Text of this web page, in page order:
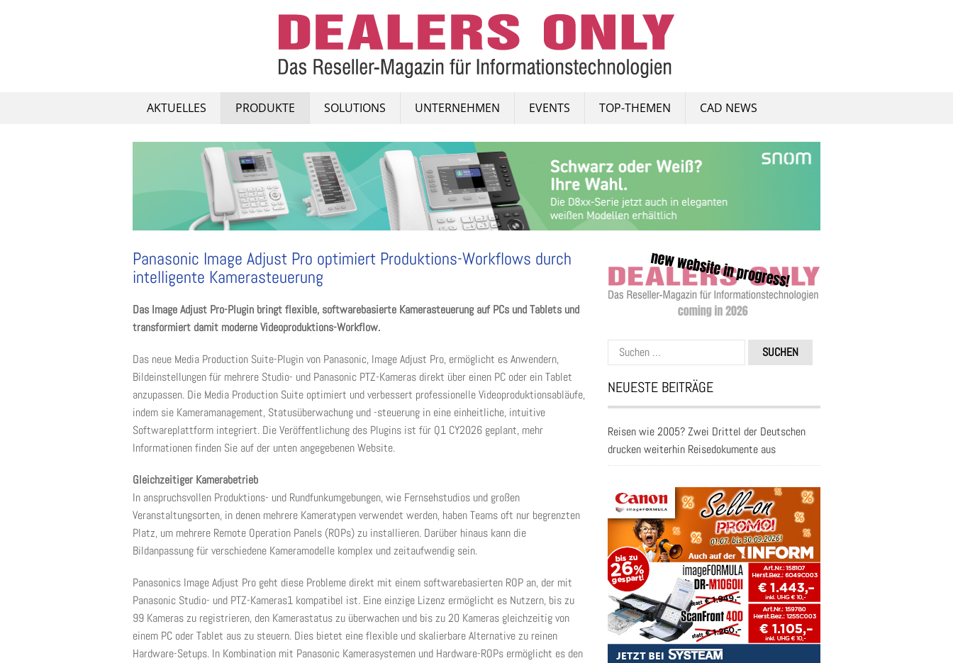
AKTUELLES PRODUKTE SOLUTIONS UNTERNEHMEN EVENTS TOP-THEMEN CAD NEWS
Panasonic Image Adjust Pro optimiert Produktions-Workflows durch
intelligente Kamerasteuerung
Das Image Adjust Pro-Plugin bringt flexible, softwarebasierte Kamerasteuerung auf PCs und Tablets und
transformiert damit moderne Videoproduktions-Workflow.
Das neue Media Production Suite-Plugin von Panasonic, Image Adjust Pro, ermöglicht es Anwendern,
Bildeinstellungen für mehrere Studio- und Panasonic PTZ-Kameras direkt über einen PC oder ein Tablet
anzupassen. Die Media Production Suite optimiert und verbessert professionelle Videoproduktionsabläufe,
indem sie Kameramanagement, Statusüberwachung und -steuerung in eine einheitliche, intuitive
Softwareplattform integriert. Die Veröffentlichung des Plugins ist für Q1 CY2026 geplant, mehr
Informationen finden Sie auf der unten angegebenen Website.
Gleichzeitiger Kamerabetrieb
In anspruchsvollen Produktions- und Rundfunkumgebungen, wie Fernsehstudios und großen
Veranstaltungsorten, in denen mehrere Kameratypen verwendet werden, haben Teams oft nur begrenzten
Platz, um mehrere Remote Operation Panels (ROPs) zu installieren. Darüber hinaus kann die
Bildanpassung für verschiedene Kameramodelle komplex und zeitaufwendig sein.
Panasonics Image Adjust Pro geht diese Probleme direkt mit einem softwarebasierten ROP an, der mit
Panasonic Studio- und PTZ-Kameras1 kompatibel ist. Eine einzige Lizenz ermöglicht es Nutzern, bis zu
99 Kameras zu registrieren, den Kamerastatus zu überwachen und bis zu 20 Kameras gleichzeitig von
einem PC oder Tablet aus zu steuern. Dies bietet eine flexible und skalierbare Alternative zu reinen
Hardware-Setups. In Kombination mit Panasonic Kamerasystemen und Hardware-ROPs ermöglicht es den
Suchen
nach:
NEUESTE BEITRÄGE
Reisen wie 2005? Zwei Drittel der Deutschen
drucken weiterhin Reisedokumente aus